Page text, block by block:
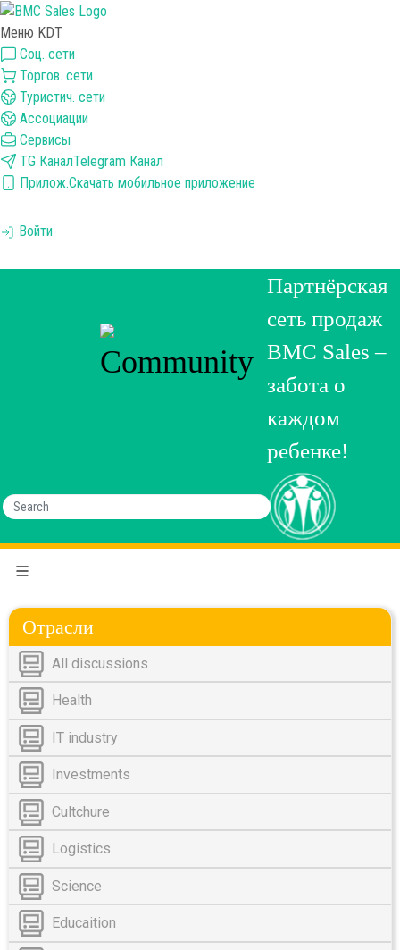
Меню KDT
Соц. сети
Торгов. сети
Туристич. сети
Ассоциации
Сервисы
TG КаналTelegram Канал
Прилож.Скачать мобильное приложение
Войти
Партнёрская
сеть продаж
BMC Sales –
забота о
каждом
ребенке!
Отрасли
All discussions
Health
IT industry
Investments
Cultchure
Logistics
Science
Educaition